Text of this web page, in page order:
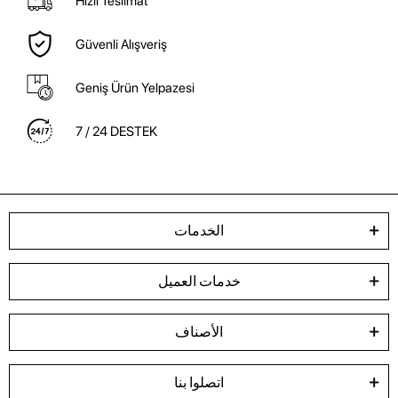
Güvenli Alışveriş
Geniş Ürün Yelpazesi
7 / 24 DESTEK
الخدمات
خدمات العميل
الأصناف
اتصلوا بنا